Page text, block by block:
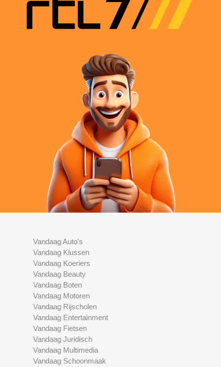
Vandaag Auto's
Vandaag Klussen
Vandaag Koeriers
Vandaag Beauty
Vandaag Boten
Vandaag Motoren
Vandaag Rijscholen
Vandaag Entertainment
Vandaag Fietsen
Vandaag Juridisch
Vandaag Multimedia
Vandaag Schoonmaak